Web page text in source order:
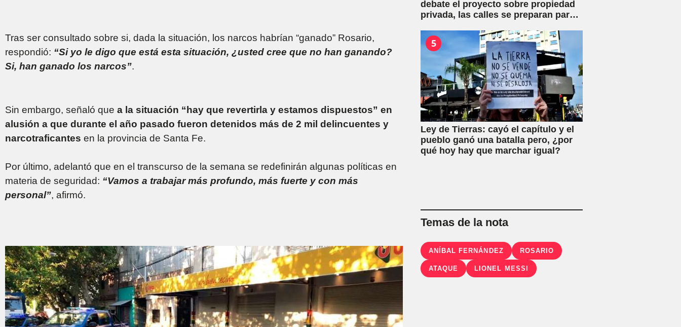
Tras ser consultado sobre si, dada la situación, los narcos habrían “ganado” Rosario,
respondió: “Si yo le digo que está esta situación, ¿usted cree que no han ganando?
Si, han ganado los narcos”.
Sin embargo, señaló que a la situación “hay que revertirla y estamos dispuestos” en
alusión a que durante el año pasado fueron detenidos más de 2 mil delincuentes y
narcotraficantes en la provincia de Santa Fe.
Por último, adelantó que en el transcurso de la semana se redefinirán algunas políticas en
materia de seguridad: “Vamos a trabajar más profundo, más fuerte y con más
personal”, afirmó.
debate el proyecto sobre propiedad
privada, las calles se preparan para
5
Ley de Tierras: cayó el capítulo y el
pueblo ganó una batalla pero, ¿por
qué hoy hay que marchar igual?
Temas de la nota
ANÍBAL FERNÁNDEZ ROSARIO
ATAQUE LIONEL MESSI